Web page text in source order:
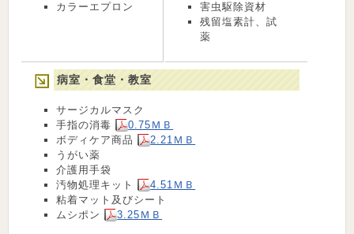
カラーエプロン
害虫駆除資材
残留塩素計、試
薬
病室・食堂・教室
サージカルマスク
手指の消毒
0.75ＭＢ
ボディケア商品
2.21ＭＢ
うがい薬
介護用手袋
汚物処理キット
4.51ＭＢ
粘着マット及びシート
ムシポン
3.25ＭＢ